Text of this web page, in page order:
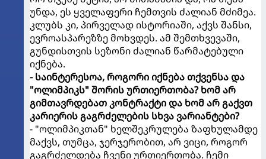
უნდა, ეს ყველაფერი ჩემთვის ძალიან მძიმეა.
კლუბს კი, პირველად ისტორიაში, აქვს შანსი,
ევროასპარეზზე მოხვდეს. ამ შემთხვევაში,
გუნდისთვის სეზონი ძალიან წარმატებული
იქნება.
- საინტერესოა, როგორი იქნება თქვენსა და
"ოლიმპიკს" შორის ურთიერთობა? ხომ არ
გიმთავრდებათ კონტრაქტი და ხომ არ გაქვთ
კარიერის გაგრძელების სხვა ვარიანტები?
- "ოლიმპიკთან" ხელშეკრულება ზაფხულამდე
მაქვს, თუმცა, ჯერჯერობით, არ ვიცი, როგორ
გაგრძელდება ჩვენი ურთიერთობა. ჩემი